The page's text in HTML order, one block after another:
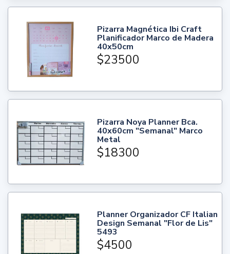
Pizarra Magnética Ibi Craft
Planificador Marco de Madera
40x50cm
$23500
Pizarra Noya Planner Bca.
40x60cm "Semanal" Marco
Metal
$18300
Planner Organizador CF Italian
Design Semanal "Flor de Lis"
5493
$4500